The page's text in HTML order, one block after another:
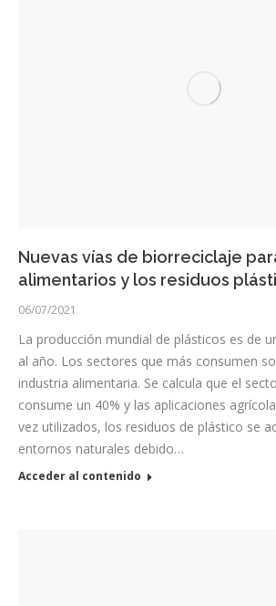
Nuevas vías de biorreciclaje
alimentarios y los residuos
06/07/2021
La producción mundial de plásticos es de
al año. Los sectores que más consumen
industria alimentaria. Se calcula que el
consume un 40% y las aplicaciones
vez utilizados, los residuos de plástico se
entornos naturales debido…
Acceder al contenido